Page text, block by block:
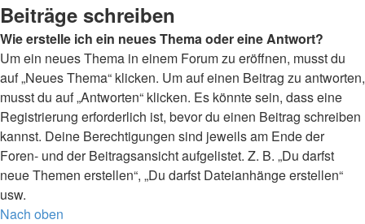
Beiträge schreiben
Wie erstelle ich ein neues Thema oder eine Antwort?
Um ein neues Thema in einem Forum zu eröffnen, musst du
auf „Neues Thema“ klicken. Um auf einen Beitrag zu antworten,
musst du auf „Antworten“ klicken. Es könnte sein, dass eine
Registrierung erforderlich ist, bevor du einen Beitrag schreiben
kannst. Deine Berechtigungen sind jeweils am Ende der
Foren- und der Beitragsansicht aufgelistet. Z. B. „Du darfst
neue Themen erstellen“, „Du darfst Dateianhänge erstellen“
usw.
Nach oben